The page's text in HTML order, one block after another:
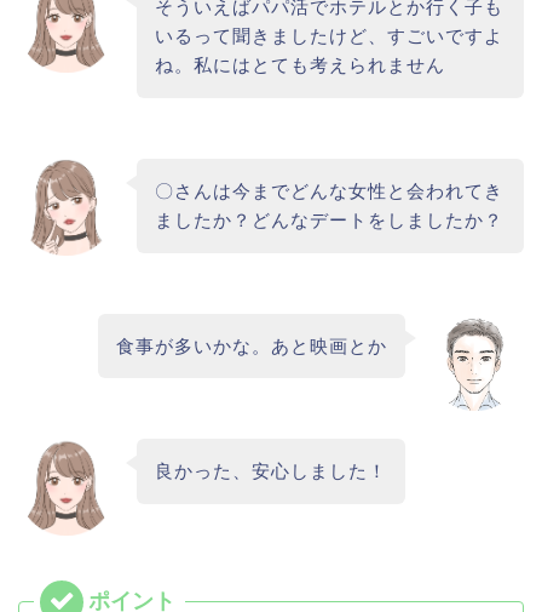
そういえばパパ活でホテルとか行く子も
いるって聞きましたけど、すごいですよ
ね。私にはとても考えられません
〇さんは今までどんな女性と会われてき
ましたか？どんなデートをしましたか？
食事が多いかな。あと映画とか
良かった、安心しました！